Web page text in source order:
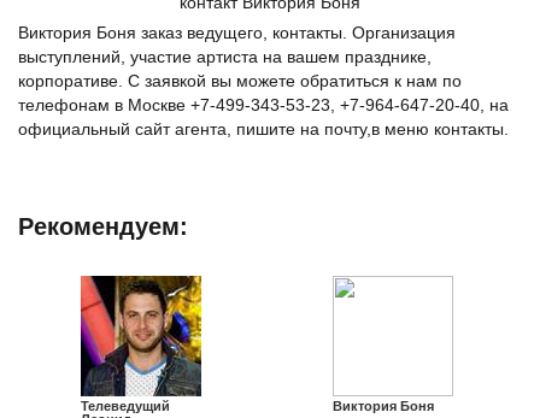
Виктория Боня заказ ведущего, контакты. Организация
выступлений, участие артиста на вашем празднике,
корпоративе. С заявкой вы можете обратиться к нам по
телефонам в Москве +7-499-343-53-23, +7-964-647-20-40, на
официальный сайт агента, пишите на почту,в меню контакты.
Рекомендуем:
Телеведущий
Виктория Боня